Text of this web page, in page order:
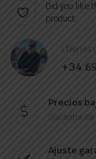
Did you like
product.
¿Tienes
+34
Precios
Garantía
Ajuste